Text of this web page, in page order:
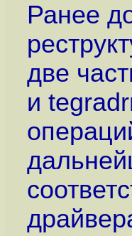
Ранее
две
и